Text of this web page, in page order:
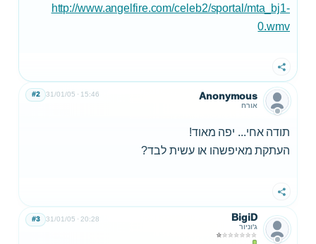
http://www.angelfire.com/celeb2/sportal/mta_bj1-
0.wmv
שתף
Anonymous
אורח
31/01/05 15:46
#2
תודה אחי... יפה מאוד!
העתקת מאיפשהו או עשית לבד?
שתף
BigiD
ג'וניור
31/01/05 20:28
#3